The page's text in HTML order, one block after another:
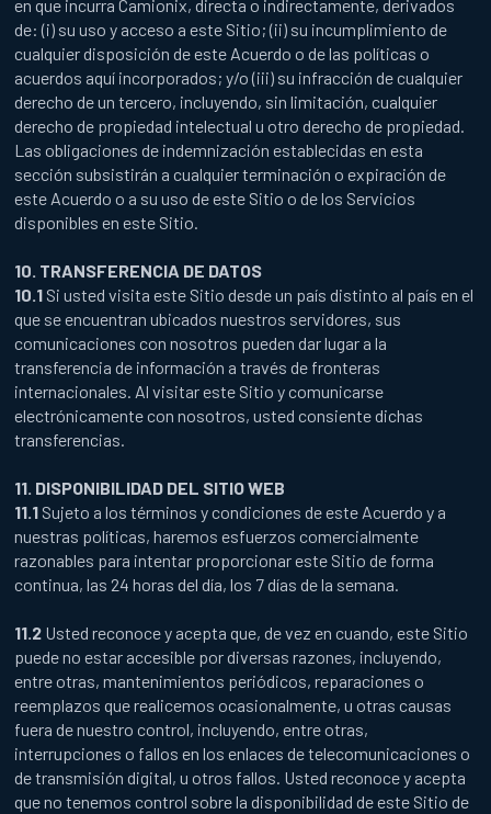
en que incurra Camionix, directa o indirectamente, derivados
de: (i) su uso y acceso a este Sitio; (ii) su incumplimiento de
cualquier disposición de este Acuerdo o de las políticas o
acuerdos aquí incorporados; y/o (iii) su infracción de cualquier
derecho de un tercero, incluyendo, sin limitación, cualquier
derecho de propiedad intelectual u otro derecho de propiedad.
Las obligaciones de indemnización establecidas en esta
sección subsistirán a cualquier terminación o expiración de
este Acuerdo o a su uso de este Sitio o de los Servicios
disponibles en este Sitio.
10. TRANSFERENCIA DE DATOS
10.1 Si usted visita este Sitio desde un país distinto al país en el
que se encuentran ubicados nuestros servidores, sus
comunicaciones con nosotros pueden dar lugar a la
transferencia de información a través de fronteras
internacionales. Al visitar este Sitio y comunicarse
electrónicamente con nosotros, usted consiente dichas
transferencias.
11. DISPONIBILIDAD DEL SITIO WEB
11.1 Sujeto a los términos y condiciones de este Acuerdo y a
nuestras políticas, haremos esfuerzos comercialmente
razonables para intentar proporcionar este Sitio de forma
continua, las 24 horas del día, los 7 días de la semana.
11.2 Usted reconoce y acepta que, de vez en cuando, este Sitio
puede no estar accesible por diversas razones, incluyendo,
entre otras, mantenimientos periódicos, reparaciones o
reemplazos que realicemos ocasionalmente, u otras causas
fuera de nuestro control, incluyendo, entre otras,
interrupciones o fallos en los enlaces de telecomunicaciones o
de transmisión digital, u otros fallos. Usted reconoce y acepta
que no tenemos control sobre la disponibilidad de este Sitio de